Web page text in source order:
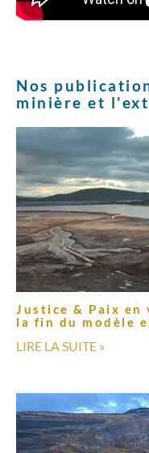
Nos
minière et
Justice & Paix en
la fin du modèle
LIRE LA SUITE »